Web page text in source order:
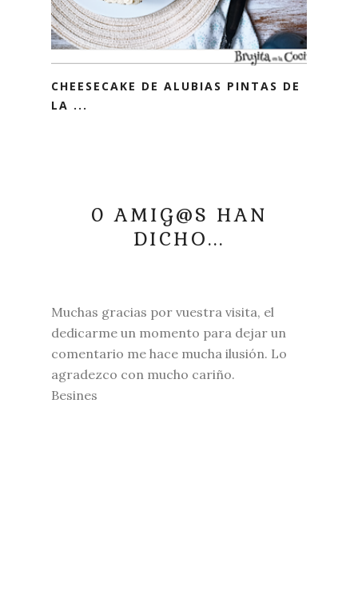
CHEESECAKE DE ALUBIAS PINTAS DE
LA ...
0 AMIG@S HAN
DICHO...
Muchas gracias por vuestra visita, el
dedicarme un momento para dejar un
comentario me hace mucha ilusión. Lo
agradezco con mucho cariño.
Besines